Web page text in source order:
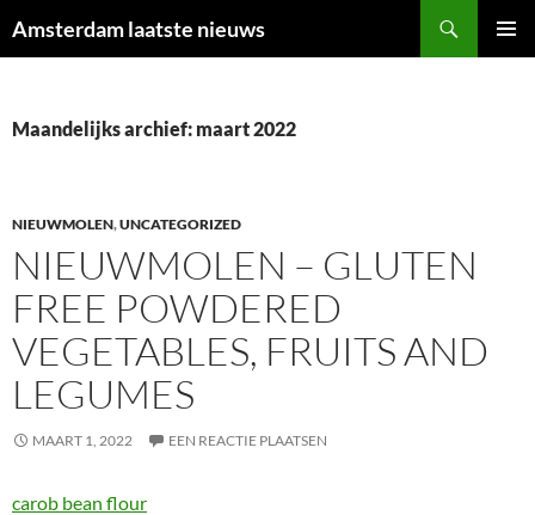
naar
Amsterdam laatste nieuws
Maandelijks archief: maart 2022
NIEUWMOLEN,UNCATEGORIZED
NIEUWMOLEN – GLUTEN
FREE POWDERED
VEGETABLES, FRUITS AND
LEGUMES
MAART 1, 2022 EEN REACTIE PLAATSEN
carob bean flour